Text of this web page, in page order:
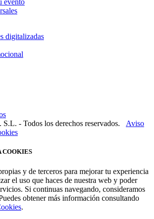
evento
digitalizadas
S.L. - Todos los derechos reservados. Aviso
COOKIES
y de terceros para mejorar tu experiencia
el uso que haces de nuestra web y poder
Si continuas navegando, consideramos
obtener más información consultando
.